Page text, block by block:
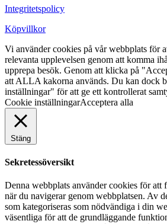
Integritetspolicy
Köpvillkor
Vi använder cookies på vår webbplats för
relevanta upplevelsen genom att komma
upprepa besök. Genom att klicka på
att ALLA kakorna används. Du kan dock
inställningar" för att ge ett kontrollerat
Cookie inställningarAcceptera alla
Stäng
Sekretessöversikt
Denna webbplats använder cookies för att
när du navigerar genom webbplatsen. Av
som kategoriseras som nödvändiga i din
väsentliga för att de grundläggande